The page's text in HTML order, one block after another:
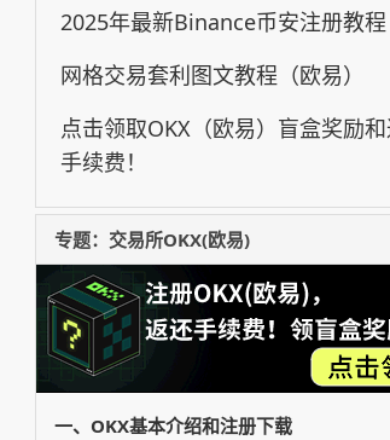
XMU $891.54 ↑2.52%
XSPCX $114.4 ↑4.05%
HYPE $55.652 ↓
XAUT $4272.6
￥28942.5924
↑0.74%
BICO $0.04249
￥0.28782726
↑42.73%
OKB $87.78 ↑1.9%
XSOXL $135.48
￥917.74152
↑5.37%
2025年最新Binance币安注册教程
网格交易套利图文教程（欧易）
点击领取OKX（欧易）盲盒奖励
手续费！
专题：交易所OKX(欧易)
一、OKX基本介绍和注册下载